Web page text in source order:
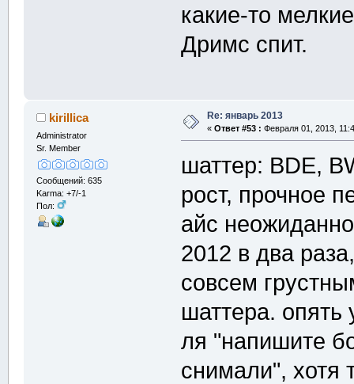
какие-то
Дримс спит.
kirillica
Administrator
Sr. Member
Сообщений: 635
Karma: +7/-1
Пол:
Re: январь 2013
« Ответ #53 : Февраля 01, 2013,
шаттер: BDE,
рост, прочное
айс
2012 в два
совсем
шаттера. опять
ля "напишите
снимали", хотя